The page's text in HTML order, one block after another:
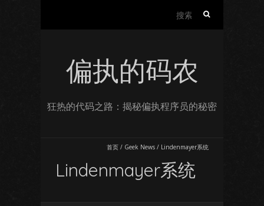
偏执的码农
狂热的代码之路：揭秘偏执程序员的秘密
首页 / Geek News / Lindenmayer系统
Lindenmayer系统